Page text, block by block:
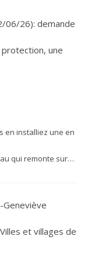
06/26): demande
une
en installiez une en
qui remonte sur…
Geneviève
et villages de